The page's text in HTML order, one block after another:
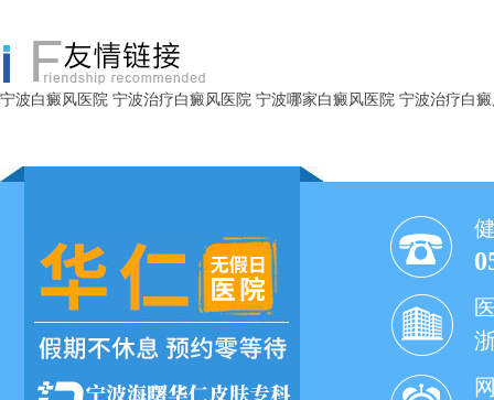
宁波白癜风医院 宁波治疗白癜风医院 宁波哪家白癜风医院 宁波治疗白